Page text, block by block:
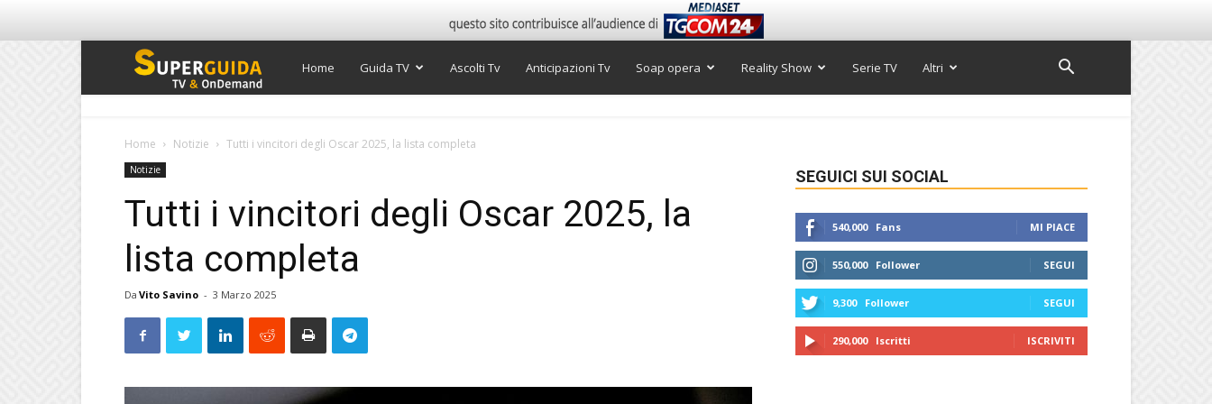
Super
Home Guida TV Ascolti Tv Anticipazioni Tv Soap opera Reality Show Serie TV Altri
Home Notizie Tutti i vincitori degli Oscar 2025, la lista completa
Notizie
Tutti i vincitori degli Oscar 2025, la
lista completa
Da Vito Savino - 3 Marzo 2025
SEGUICI SUI SOCIAL
540,000 Fans MI PIACE
550,000 Follower SEGUI
9,300 Follower SEGUI
290,000 Iscritti ISCRIVITI